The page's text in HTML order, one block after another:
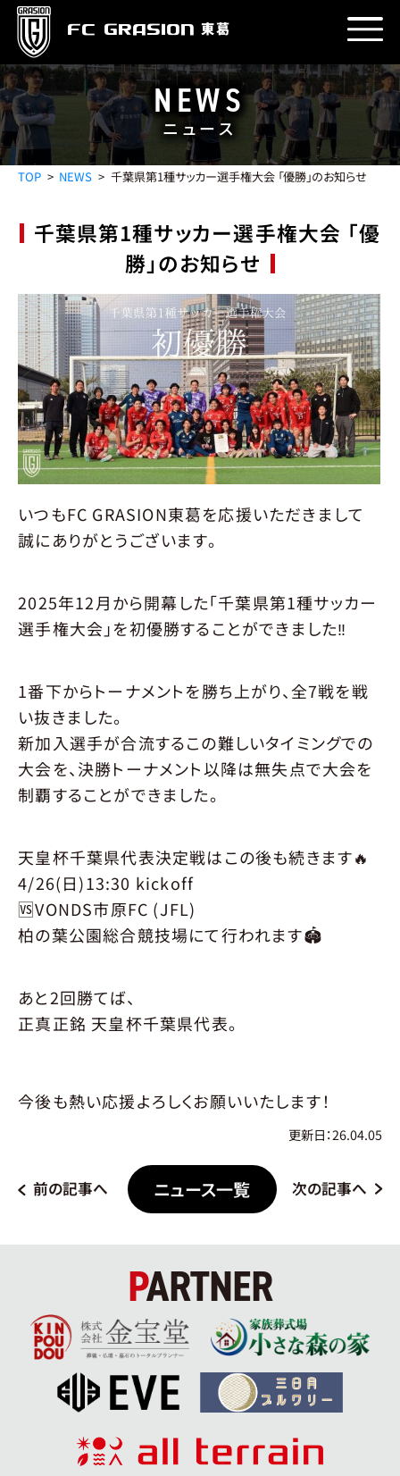
FC GRASION 東葛
PROFILE クラブ紹介
STADIUM スタジアム
クラブハウス アクセス
TEAM チーム
GK DF MF FW
JOIN 選手募集
概要 要項 エントリー
SCHOOL
環境 育成 指導クラス
ACADEMY アカデミー
MATCH 試合情報
NEXT MATCH RESULT STANDING
PARTNER
パートナー一覧
パートナー募集
パートナーについてお問い合わせ
NEWS ニュース
NEWS
ニュース
TOP NEWS 千葉県第1種サッカー選手権大会 「優勝」のお知らせ
千葉県第1種サッカー選手権大会 「優
勝」のお知らせ
いつもFC GRASION東葛を応援いただきまして
誠にありがとうございます。
2025年12月から開幕した「千葉県第1種サッカー
選手権大会」を初優勝することができました‼️
1番下からトーナメントを勝ち上がり、全7戦を戦
い抜きました。
新加入選手が合流するこの難しいタイミングでの
大会を、決勝トーナメント以降は無失点で大会を
制覇することができました。
天皇杯千葉県代表決定戦はこの後も続きます🔥
4/26(日)13:30 kickoff
🆚VONDS市原FC (JFL)
柏の葉公園総合競技場にて行われます🏟️
あと2回勝てば、
正真正銘 天皇杯千葉県代表。
今後も熱い応援よろしくお願いいたします！
更新日：26.04.05
前の記事へ ニュース一覧 次の記事へ
PARTNER